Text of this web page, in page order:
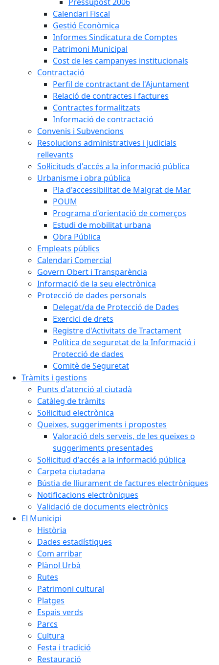
Calendari Fiscal
Gestió Econòmica
Informes Sindicatura de Comptes
Patrimoni Municipal
Cost de les campanyes institucionals
Contractació
Perfil de contractant de l'Ajuntament
Relació de contractes i factures
Contractes formalitzats
Informació de contractació
Convenis i Subvencions
Resolucions administratives i judicials
rellevants
Sol·licituds d'accés a la informació pública
Urbanisme i obra pública
Pla d'accessibilitat de Malgrat de Mar
POUM
Programa d'orientació de comerços
Estudi de mobilitat urbana
Obra Pública
Empleats públics
Calendari Comercial
Govern Obert i Transparència
Informació de la seu electrònica
Protecció de dades personals
Delegat/da de Protecció de Dades
Exercici de drets
Registre d'Activitats de Tractament
Política de seguretat de la Informació i
Protecció de dades
Comitè de Seguretat
Tràmits i gestions
Punts d'atenció al ciutadà
Catàleg de tràmits
Sol·licitud electrònica
Queixes, suggeriments i propostes
Valoració dels serveis, de les queixes o
suggeriments presentades
Sol·licitud d'accés a la informació pública
Carpeta ciutadana
Bústia de lliurament de factures electròniques
Notificacions electròniques
Validació de documents electrònics
El Municipi
Història
Dades estadístiques
Com arribar
Plànol Urbà
Rutes
Patrimoni cultural
Platges
Espais verds
Parcs
Cultura
Festa i tradició
Restauració